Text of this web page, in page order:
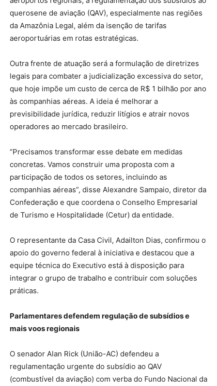
querosene de aviação (QAV), especialmente nas regiões
da Amazônia Legal, além da isenção de tarifas
aeroportuárias em rotas estratégicas.
Outra frente de atuação será a formulação de diretrizes
legais para combater a judicialização excessiva do setor,
que hoje impõe um custo de cerca de R$ 1 bilhão por ano
às companhias aéreas. A ideia é melhorar a
previsibilidade jurídica, reduzir litígios e atrair novos
operadores ao mercado brasileiro.
“Precisamos transformar esse debate em medidas
concretas. Vamos construir uma proposta com a
participação de todos os setores, incluindo as
companhias aéreas”, disse Alexandre Sampaio, diretor da
Confederação e que coordena o Conselho Empresarial
de Turismo e Hospitalidade (Cetur) da entidade.
O representante da Casa Civil, Adailton Dias, confirmou o
apoio do governo federal à iniciativa e destacou que a
equipe técnica do Executivo está à disposição para
integrar o grupo de trabalho e contribuir com soluções
práticas.
Parlamentares defendem regulação de subsídios e
mais voos regionais
O senador Alan Rick (União-AC) defendeu a
regulamentação urgente do subsídio ao QAV
(combustível da aviação) com verba do Fundo Nacional da